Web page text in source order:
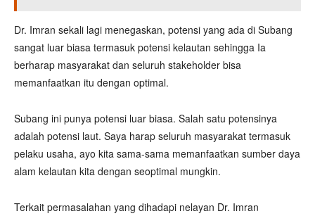
Dr. Imran sekali lagi menegaskan, potensi yang ada di Subang
sangat luar biasa termasuk potensi kelautan sehingga Ia
berharap masyarakat dan seluruh stakeholder bisa
memanfaatkan itu dengan optimal.
Subang ini punya potensi luar biasa. Salah satu potensinya
adalah potensi laut. Saya harap seluruh masyarakat termasuk
pelaku usaha, ayo kita sama-sama memanfaatkan sumber daya
alam kelautan kita dengan seoptimal mungkin.
Terkait permasalahan yang dihadapi nelayan Dr. Imran